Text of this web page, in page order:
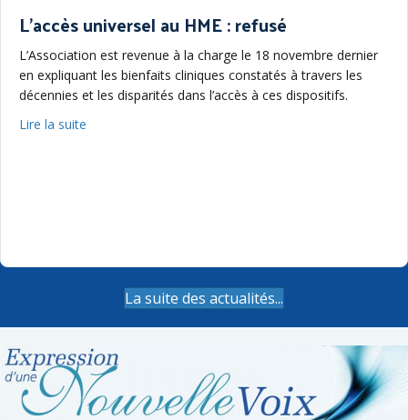
L’accès universel au HME : refusé
L’Association est revenue à la charge le 18 novembre dernier
en expliquant les bienfaits cliniques constatés à travers les
décennies et les disparités dans l’accès à ces dispositifs.
Lire la suite
La suite des actualités...